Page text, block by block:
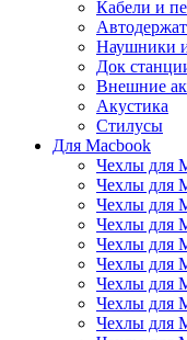
Кабели и
Наушники
Док
Внешние
Акустика
Стилусы
Для Macbook
Чехлы для
Чехлы для
Чехлы для
Чехлы для
Чехлы для
Чехлы для
Чехлы для
Чехлы для
Чехлы для